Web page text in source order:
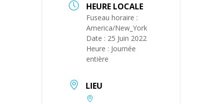
HEURE LOCALE
Fuseau horaire :
America/New_York
Date : 25 Juin 2022
Heure : Journée
entière
LIEU